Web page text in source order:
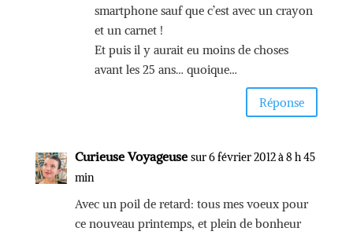
smartphone sauf que c’est avec un crayon
et un carnet !
Et puis il y aurait eu moins de choses
avant les 25 ans… quoique…
Réponse
Curieuse Voyageuse sur 6 février 2012 à 8 h 45
min
Avec un poil de retard: tous mes voeux pour
ce nouveau printemps, et plein de bonheur